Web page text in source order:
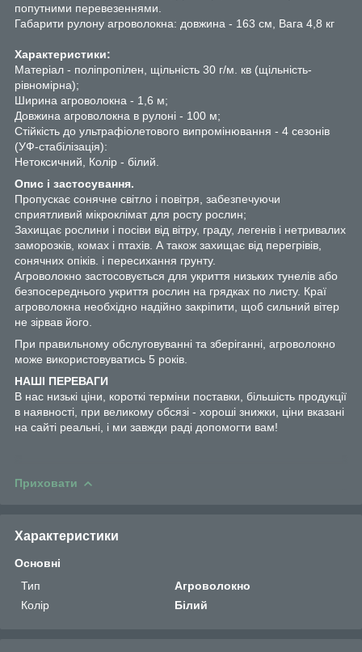
попутними перевезеннями.
Габарити рулону агроволокна: довжина - 163 см, Вага 4,8 кг
Характеристики:
Матеріал - поліпропілен, щільність 30 г/м. кв (щільність-
рівномірна);
Ширина агроволокна - 1,6 м;
Довжина агроволокна в рулоні - 100 м;
Стійкість до ультрафіолетового випромінювання - 4 сезонів
(УФ-стабілізація):
Нетоксичний, Колір - білий.
Опис і застосування.
Пропускає сонячне світло і повітря, забезпечуючи
сприятливий мікроклімат для росту рослин;
Захищає рослини і посіви від вітру, граду, легенів і нетривалих
заморозків, комах і птахів. А також захищає від перегрівів,
сонячних опіків. і пересихання грунту.
Агроволокно застосовується для укриття низьких тунелів або
безпосереднього укриття рослин на грядках по листу. Краї
агроволокна необхідно надійно закріпити, щоб сильний вітер
не зірвав його.
При правильному обслуговуванні та зберіганні, агроволокно
може використовуватись 5 років.
НАШІ ПЕРЕВАГИ
В нас низькі ціни, короткі терміни поставки, більшість продукції
в наявності, при великому обсязі - хороші знижки, ціни вказані
на сайті реальні, і ми завжди раді допомогти вам!
Приховати
Характеристики
Основні
Тип
Агроволокно
Колір
Білий